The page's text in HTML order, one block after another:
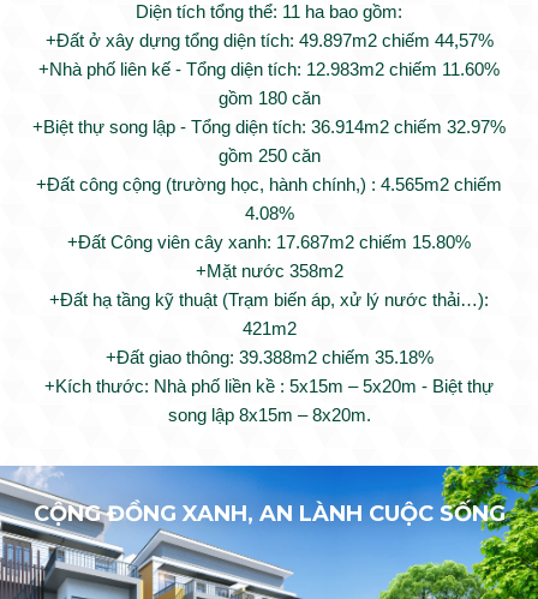
Diện tích tổng thể: 11 ha bao gồm:
+Đất ở xây dựng tổng diện tích: 49.897m2 chiếm 44,57%
+Nhà phố liên kế - Tổng diện tích: 12.983m2 chiếm 11.60%
gồm 180 căn
+Biệt thự song lập - Tổng diện tích: 36.914m2 chiếm 32.97%
gồm 250 căn
+Đất công cộng (trường học, hành chính,) : 4.565m2 chiếm
4.08%
+Đất Công viên cây xanh: 17.687m2 chiếm 15.80%
+Mặt nước 358m2
+Đất hạ tầng kỹ thuật (Trạm biến áp, xử lý nước thải…):
421m2
+Đất giao thông: 39.388m2 chiếm 35.18%
+Kích thước: Nhà phố liền kề : 5x15m – 5x20m - Biệt thự
song lập 8x15m – 8x20m.
CỘNG ĐỒNG XANH, AN LÀNH CUỘC SỐNG